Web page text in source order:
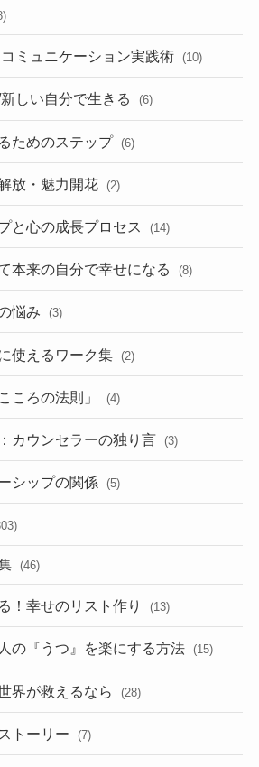
ミュニケーション実践術 (10)
しい自分で生きる (6)
ためのステップ (6)
放・魅力開花 (2)
と心の成長プロセス (14)
本来の自分で幸せになる (8)
悩み (3)
使えるワーク集 (2)
ころの法則」 (4)
カウンセラーの独り言 (3)
シップの関係 (5)
(46)
！幸せのリスト作り (13)
の『うつ』を楽にする方法 (15)
界が救えるなら (28)
トーリー (7)